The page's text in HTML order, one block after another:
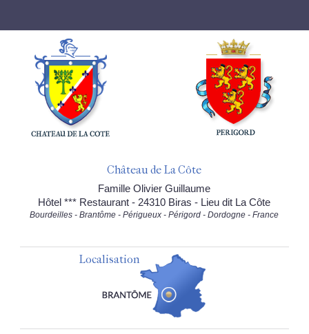
Château de La Côte
Famille Olivier Guillaume
Hôtel *** Restaurant - 24310 Biras - Lieu dit La Côte
Bourdeilles - Brantôme - Périgueux - Périgord - Dordogne - France
Localisation